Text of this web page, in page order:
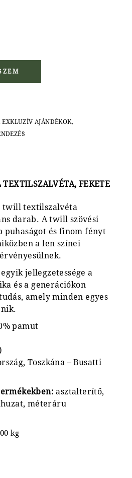
quantity
EXKLUZÍV AJÁNDÉKOK,
FEKETE
twill textilszalvéta
darab. A twill szövési
puhaságot és finom fényt
a len színei
jellegzetessége a
és a generációkon
amely minden egyes
pamut
Toszkána – Busatti
asztalterítő,
méteráru
kg